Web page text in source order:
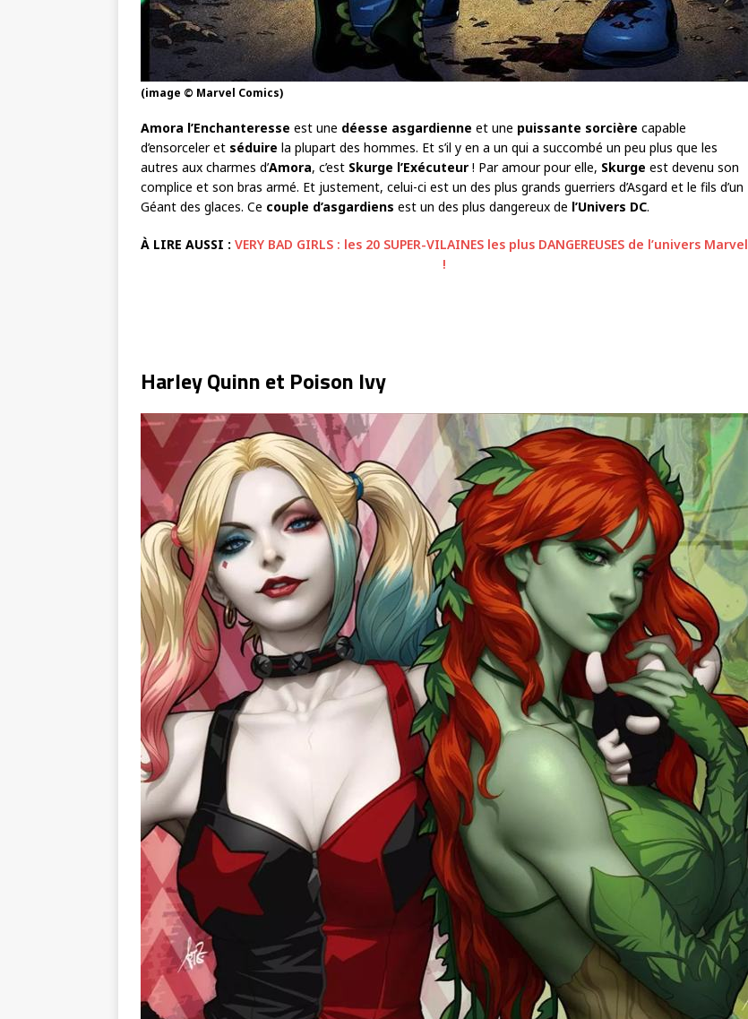
(image © Marvel Comics)
Amora l’Enchanteresse est une déesse asgardienne et une puissante sorcière capable
d’ensorceler et séduire la plupart des hommes. Et s’il y en a un qui a succombé un peu plus que les
autres aux charmes d’Amora, c’est Skurge l’Exécuteur ! Par amour pour elle, Skurge est devenu son
complice et son bras armé. Et justement, celui-ci est un des plus grands guerriers d’Asgard et le fils d’un
Géant des glaces. Ce couple d’asgardiens est un des plus dangereux de l’Univers DC.
À LIRE AUSSI : VERY BAD GIRLS : les 20 SUPER-VILAINES les plus DANGEREUSES de l’univers Marvel
!
Harley Quinn et Poison Ivy